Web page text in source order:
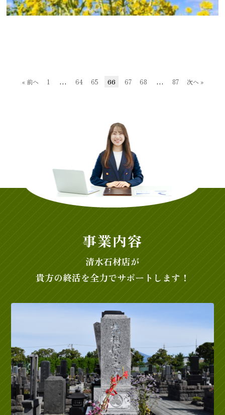
« 前へ 1 … 64 65 66 67 68 … 87 次へ »
事業内容
清水石材店が
貴方の終活を全力でサポートします！